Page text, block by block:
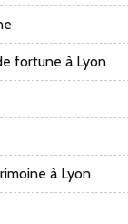
fortune à Lyon
à Lyon